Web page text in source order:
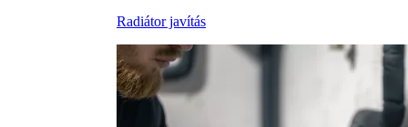
Radiátor javítás